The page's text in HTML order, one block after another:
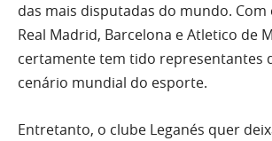
das mais disputadas do mundo. Com
Real Madrid, Barcelona e Atletico de
certamente tem tido representantes
cenário mundial do esporte.
Entretanto, o clube Leganés quer